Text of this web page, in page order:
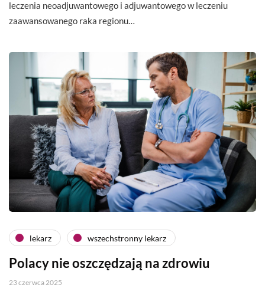
leczenia neoadjuwantowego i adjuwantowego w leczeniu
zaawansowanego raka regionu…
lekarz wszechstronny lekarz
Polacy nie oszczędzają na zdrowiu
23 czerwca 2025